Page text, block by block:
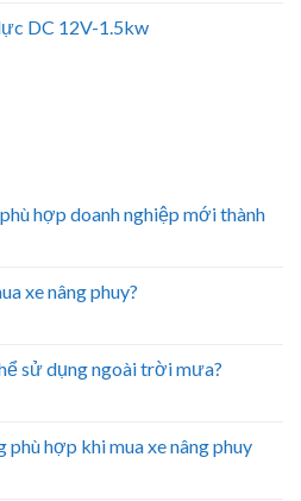
DC 12V-1.5kw
hợp doanh nghiệp mới thành
xe nâng phuy?
sử dụng ngoài trời mưa?
hợp khi mua xe nâng phuy